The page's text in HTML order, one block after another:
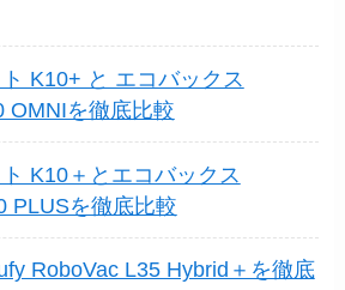
K10+ と エコバックス
OMNIを徹底比較
K10＋とエコバックス
PLUSを徹底比較
RoboVac L35 Hybrid＋を徹底